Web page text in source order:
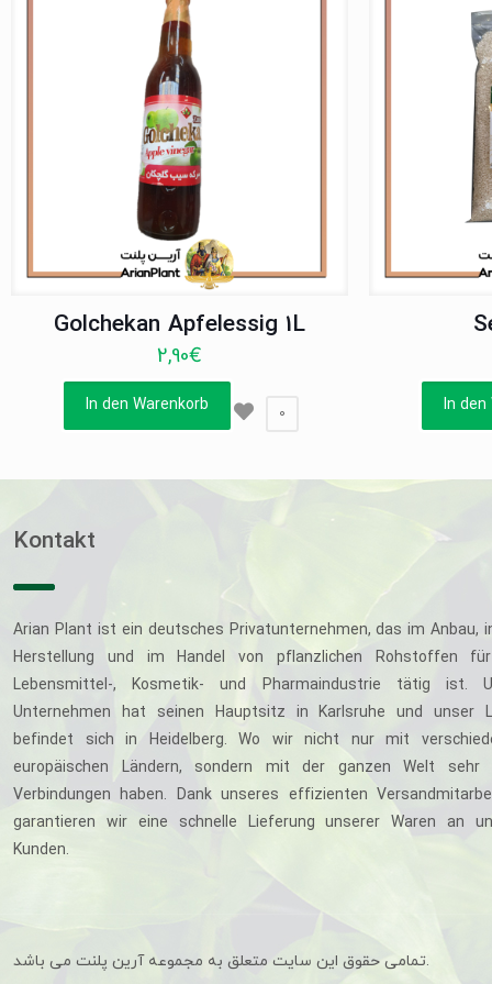
Golchekan Apfelessig 1L
2,90€
In den Warenkorb 0 In den
Kontakt
Arian Plant ist ein deutsches Privatunternehmen, das im Anbau,
Herstellung und im Handel von pflanzlichen Rohstoffen
Lebensmittel-, Kosmetik- und Pharmaindustrie tätig ist.
Unternehmen hat seinen Hauptsitz in Karlsruhe und unser
befindet sich in Heidelberg. Wo wir nicht nur mit
europäischen Ländern, sondern mit der ganzen Welt sehr
Verbindungen haben. Dank unseres effizienten
garantieren wir eine schnelle Lieferung unserer Waren an
Kunden.
تمامی حقوق این سایت متعلق به مجموعه آرین پلنت می باشد.